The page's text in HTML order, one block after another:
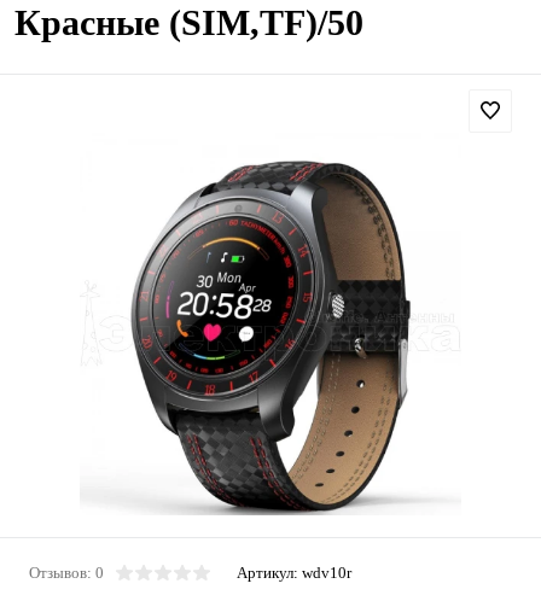
Красные (SIM,TF)/50
Отзывов: 0 Артикул: wdv10r